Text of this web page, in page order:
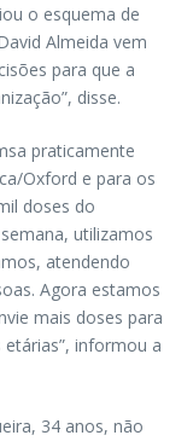
o esquema de
Almeida vem
para que a
disse.
praticamente
Oxford e para os
doses do
utilizamos
atendendo
Agora estamos
mais doses para
informou a
34 anos, não